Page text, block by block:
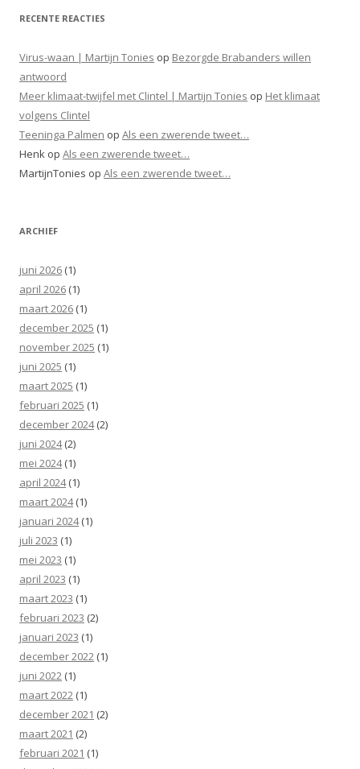
RECENTE REACTIES
Virus-waan | Martijn Tonies op Bezorgde Brabanders willen
antwoord
Meer klimaat-twijfel met Clintel | Martijn Tonies op Het klimaat
volgens Clintel
Teeninga Palmen op Als een zwerende tweet…
Henk op Als een zwerende tweet…
MartijnTonies op Als een zwerende tweet…
ARCHIEF
juni 2026 (1)
april 2026 (1)
maart 2026 (1)
december 2025 (1)
november 2025 (1)
juni 2025 (1)
maart 2025 (1)
februari 2025 (1)
december 2024(2)
juni 2024(2)
mei 2024(1)
april 2024(1)
maart 2024(1)
januari 2024(1)
juli 2023 (1)
mei 2023 (1)
april 2023 (1)
maart 2023 (1)
februari 2023 (2)
januari 2023 (1)
december 2022 (1)
juni 2022 (1)
maart 2022 (1)
december 2021 (2)
maart 2021 (2)
februari 2021 (1)